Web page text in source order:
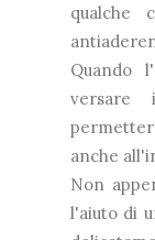
qualche
Quando
versare
anche
Non
l'aiuto di